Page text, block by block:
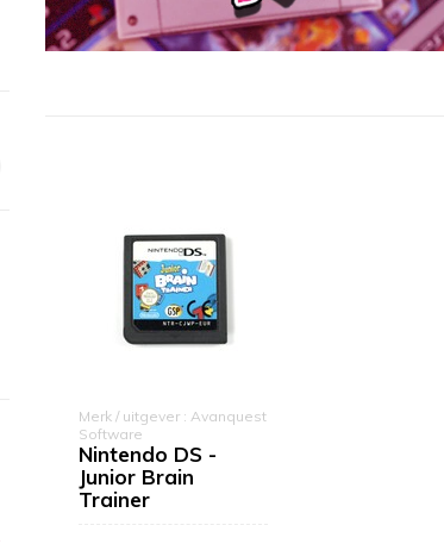
Merk / uitgever : Avanquest
Software
Nintendo DS -
Junior Brain
Trainer